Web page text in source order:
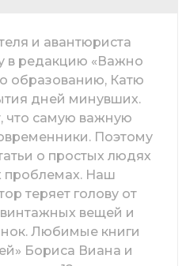
и авантюриста
в редакцию «Важно
образованию, Катю
дней минувших.
что самую важную
Поэтому
о простых людях
проблемах. Наш
теряет голову от
вещей и
Любимые книги
Бориса Виана и